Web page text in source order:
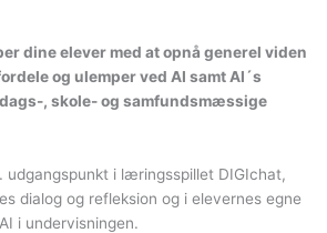
dine elever med at opnå generel viden
og ulemper ved AI samt AI´s
, skole- og samfundsmæssige
udgangspunkt i læringsspillet DIGIchat,
dialog og refleksion og i elevernes egne
i undervisningen.